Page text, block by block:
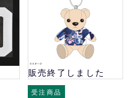
販売終了しました
受注商品